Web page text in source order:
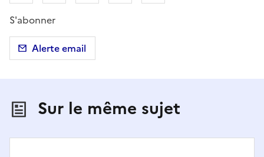
S'abonner
Alerte email
Sur le même sujet